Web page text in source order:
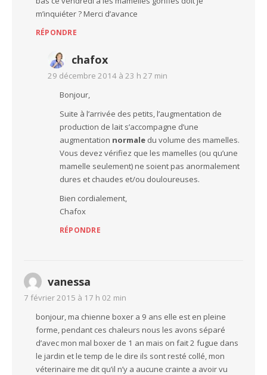
m’inquiéter ? Merci d’avance
RÉPONDRE
chafox
29 décembre 2014 à 23 h 27 min
Bonjour,
Suite à l’arrivée des petits, l’augmentation de
production de lait s’accompagne d’une
augmentation normale du volume des mamelles.
Vous devez vérifiez que les mamelles (ou qu’une
mamelle seulement) ne soient pas anormalement
dures et chaudes et/ou douloureuses.
Bien cordialement,
Chafox
RÉPONDRE
vanessa
7 février 2015 à 17 h 02 min
bonjour, ma chienne boxer a 9 ans elle est en pleine
forme, pendant ces chaleurs nous les avons séparé
d’avec mon mal boxer de 1 an mais on fait 2 fugue dans
le jardin et le temp de le dire ils sont resté collé, mon
véterinaire me dit qu’il n’y a aucune crainte a avoir vu